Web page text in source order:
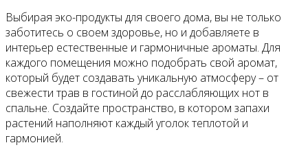
Выбирая эко-продукты для своего дома, вы не только
заботитесь о своем здоровье, но и добавляете в
интерьер естественные и гармоничные ароматы. Для
каждого помещения можно подобрать свой аромат,
который будет создавать уникальную атмосферу – от
свежести трав в гостиной до расслабляющих нот в
спальне. Создайте пространство, в котором запахи
растений наполняют каждый уголок теплотой и
гармонией.